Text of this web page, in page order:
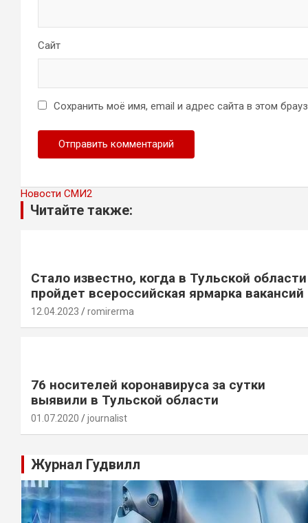
Сайт
Сохранить моё имя, email и адрес сайта в этом
Новости СМИ2
Читайте также:
Стало известно, когда в Тульской области
пройдет всероссийская ярмарка вакансий
12.04.2023 romirerma
76 носителей коронавируса за сутки
выявили в Тульской области
01.07.2020 journalist
Журнал Гудвилл